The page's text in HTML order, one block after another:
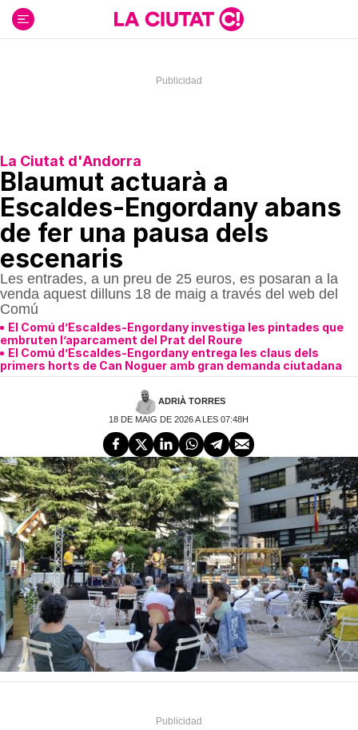
contenido
La Ciutat d'Andorra
Blaumut actuarà a
Escaldes-Engordany abans
de fer una pausa dels
escenaris
Les entrades, a un preu de 25 euros, es posaran a la
venda aquest dilluns 18 de maig a través del web del
Comú
El Comú d’Escaldes-Engordany investiga les pintades que
embruten l’aparcament del Prat del Roure
El Comú d’Escaldes-Engordany entrega les claus dels
primers horts de Can Noguer amb gran demanda ciutadana
ADRIÀ TORRES
18 DE MAIG DE 2026 A LES 07:48H